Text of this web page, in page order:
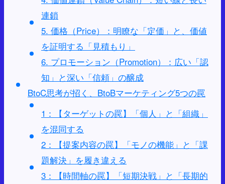
連鎖
5. 価格（Price）：明瞭な「定価」と、価値
を証明する「見積もり」
6. プロモーション（Promotion）：広い「認
知」と深い「信頼」の醸成
BtoC思考が招く、BtoBマーケティング5つの罠
1：【ターゲットの罠】「個人」と「組織」
を混同する
2：【提案内容の罠】「モノの機能」と「課
題解決」を履き違える
3：【時間軸の罠】「短期決戦」と「長期的